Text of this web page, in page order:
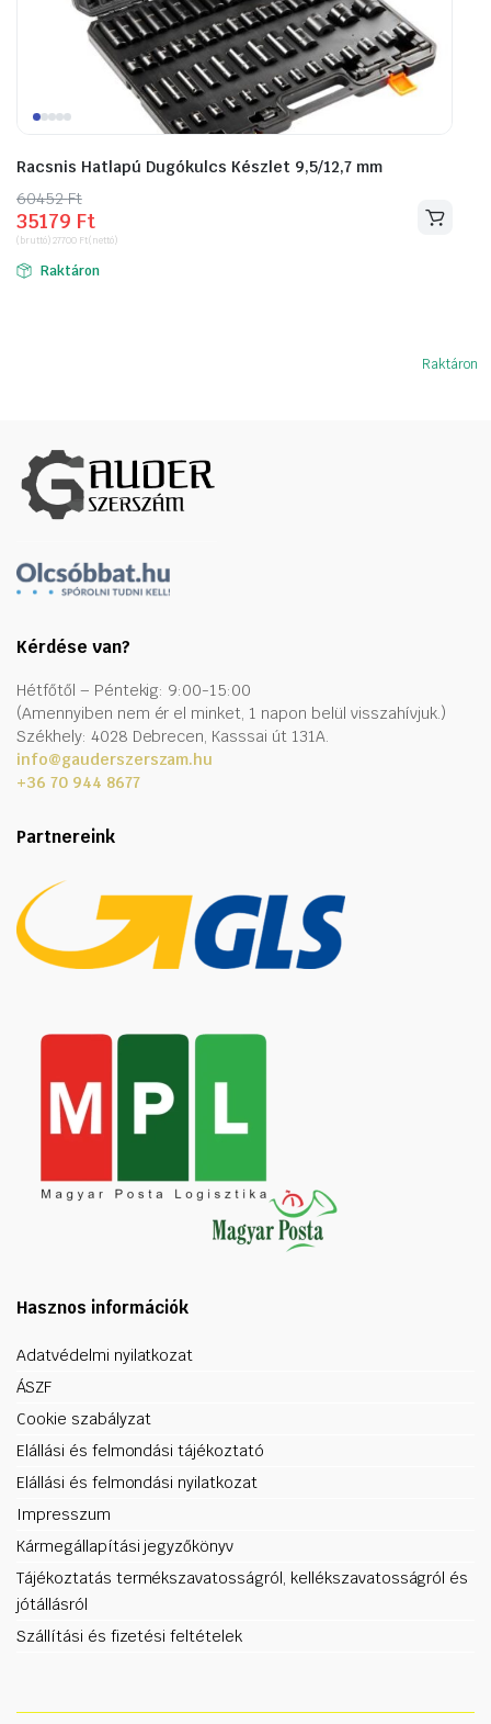
Racsnis Hatlapú Dugókulcs Készlet 9,5/12,7 mm
60452Ft
Original
price
was:
60452 Ft.
35179 Ft
Current
price
is:
35179 Ft.
(bruttó)27700 Ft(nettó)
Raktáron
Raktáron
Kérdése van?
Hétfőtől – Péntekig: 9:00-15:00
(Amennyiben nem ér el minket, 1 napon belül visszahívjuk.)
Székhely: 4028 Debrecen, Kasssai út 131A.
info@gauderszerszam.hu
+36 70 944 8677
Partnereink
Hasznos információk
Adatvédelmi nyilatkozat
ÁSZF
Cookie szabályzat
Elállási és felmondási tájékoztató
Elállási és felmondási nyilatkozat
Impresszum
Kármegállapítási jegyzőkönyv
Tájékoztatás termékszavatosságról, kellékszavatosságról és
jótállásról
Szállítási és fizetési feltételek